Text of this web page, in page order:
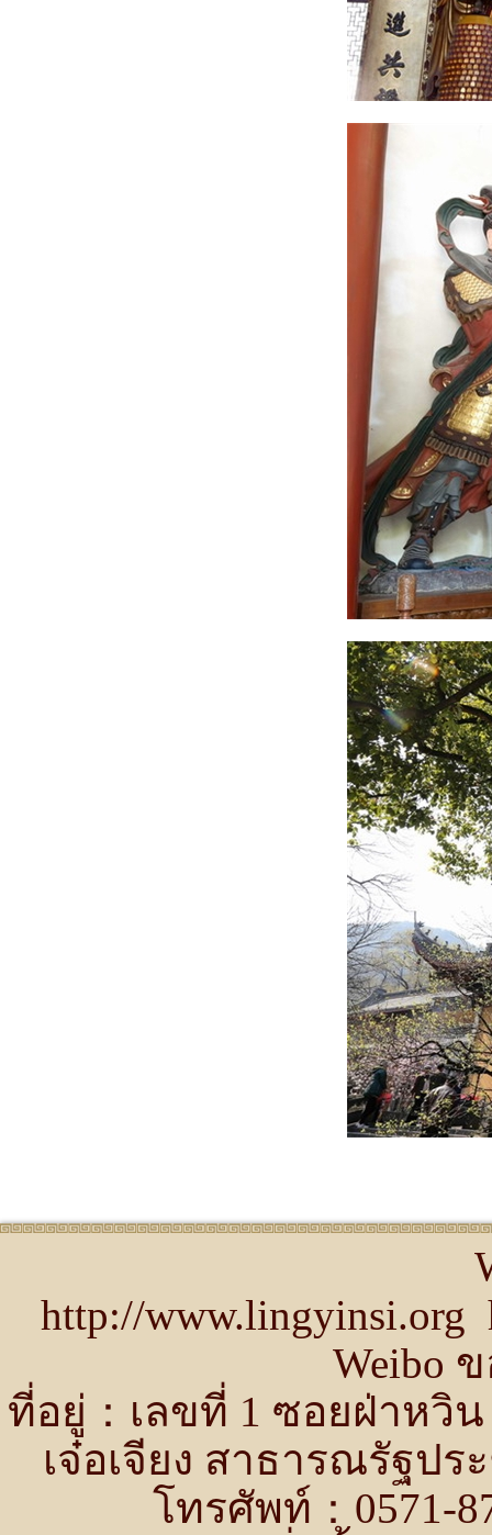
http://
Weibo
ที่อยู่：เลขที่ 1 ซอยฝ่าห
เจ๋อเจียง สาธารณรัฐป
โทรศัพท์：0571-